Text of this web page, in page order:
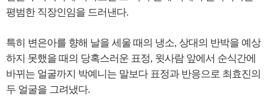
평범한 직장인임을 드러낸다.
특히 변은아를 향해 날을 세울 때의 냉소, 상대의 반박을 예상
하지 못했을 때의 당혹스러운 표정, 윗사람 앞에서 순식간에
바뀌는 얼굴까지 박예니는 말보다 표정과 반응으로 최효진의
두 얼굴을 그려냈다.